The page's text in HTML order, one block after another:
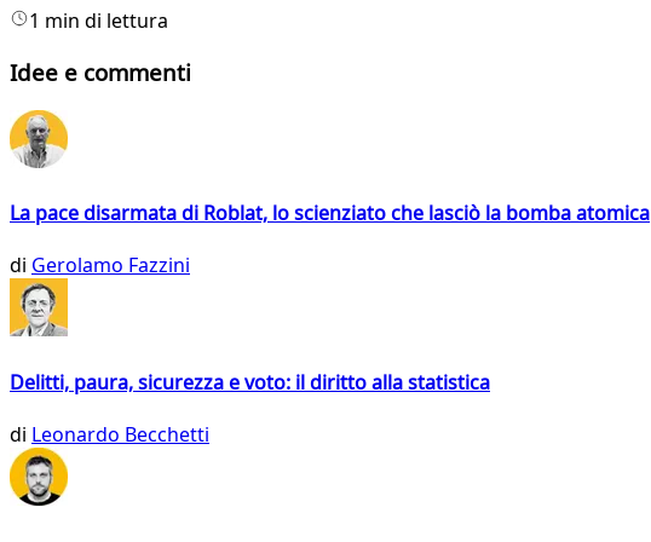
1 min di lettura
Idee e commenti
La pace disarmata di Roblat, lo scienziato che lasciò la bomba atomica
di Gerolamo Fazzini
Delitti, paura, sicurezza e voto: il diritto alla statistica
di Leonardo Becchetti